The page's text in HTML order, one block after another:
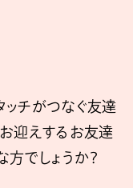
ッチがつなぐ友達
迎えするお友達
方でしょうか？